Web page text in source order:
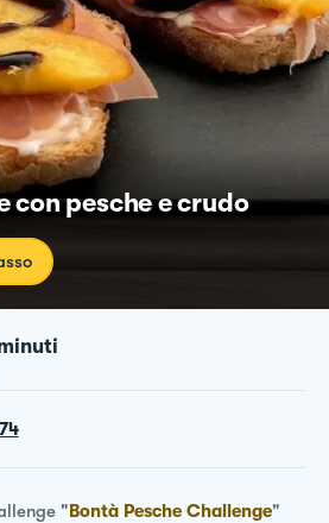
con pesche e crudo
"Bontà Pesche Challenge"